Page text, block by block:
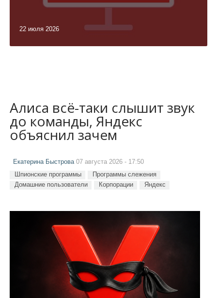
22 июля 2026
Алиса всё-таки слышит звук
до команды, Яндекс
объяснил зачем
Екатерина Быстрова07 августа 2026 - 17:50
Шпионские программы
Программы слежения
Домашние пользователи
Корпорации Яндекс